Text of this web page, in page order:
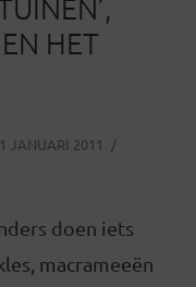
HET
JANUARI 2011
doen iets
macrameeën